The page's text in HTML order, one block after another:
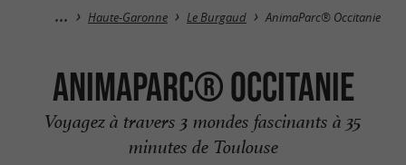
Haute-Garonne Le Burgaud AnimaParc® Occitanie
AnimaParc® Occitanie
Voyagez à travers 3 mondes fascinants à 35
minutes de Toulouse